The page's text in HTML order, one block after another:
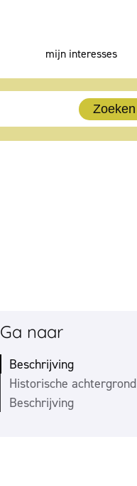
mijn interesses
Zoeken
Ga naar
Beschrijving
Historische achtergrond
Beschrijving